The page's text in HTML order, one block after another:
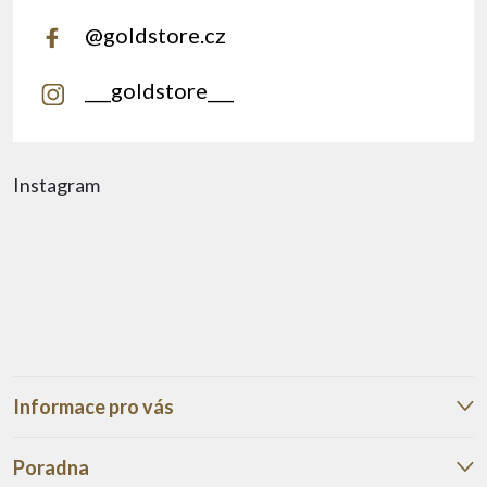
Instagram
Informace pro vás
Poradna
@goldstore.cz
___goldstore___